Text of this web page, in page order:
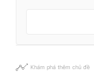
Khám phá thêm chủ đề